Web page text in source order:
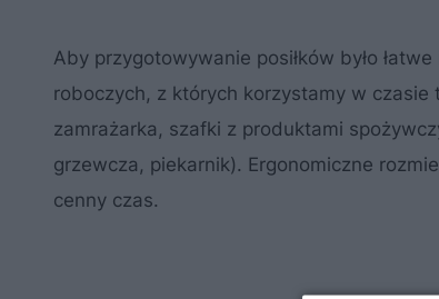
Aby przygotowywanie posiłków było
roboczych, z których korzystamy w
zamrażarka, szafki z produktami
grzewcza, piekarnik). Ergonomiczne
cenny czas.